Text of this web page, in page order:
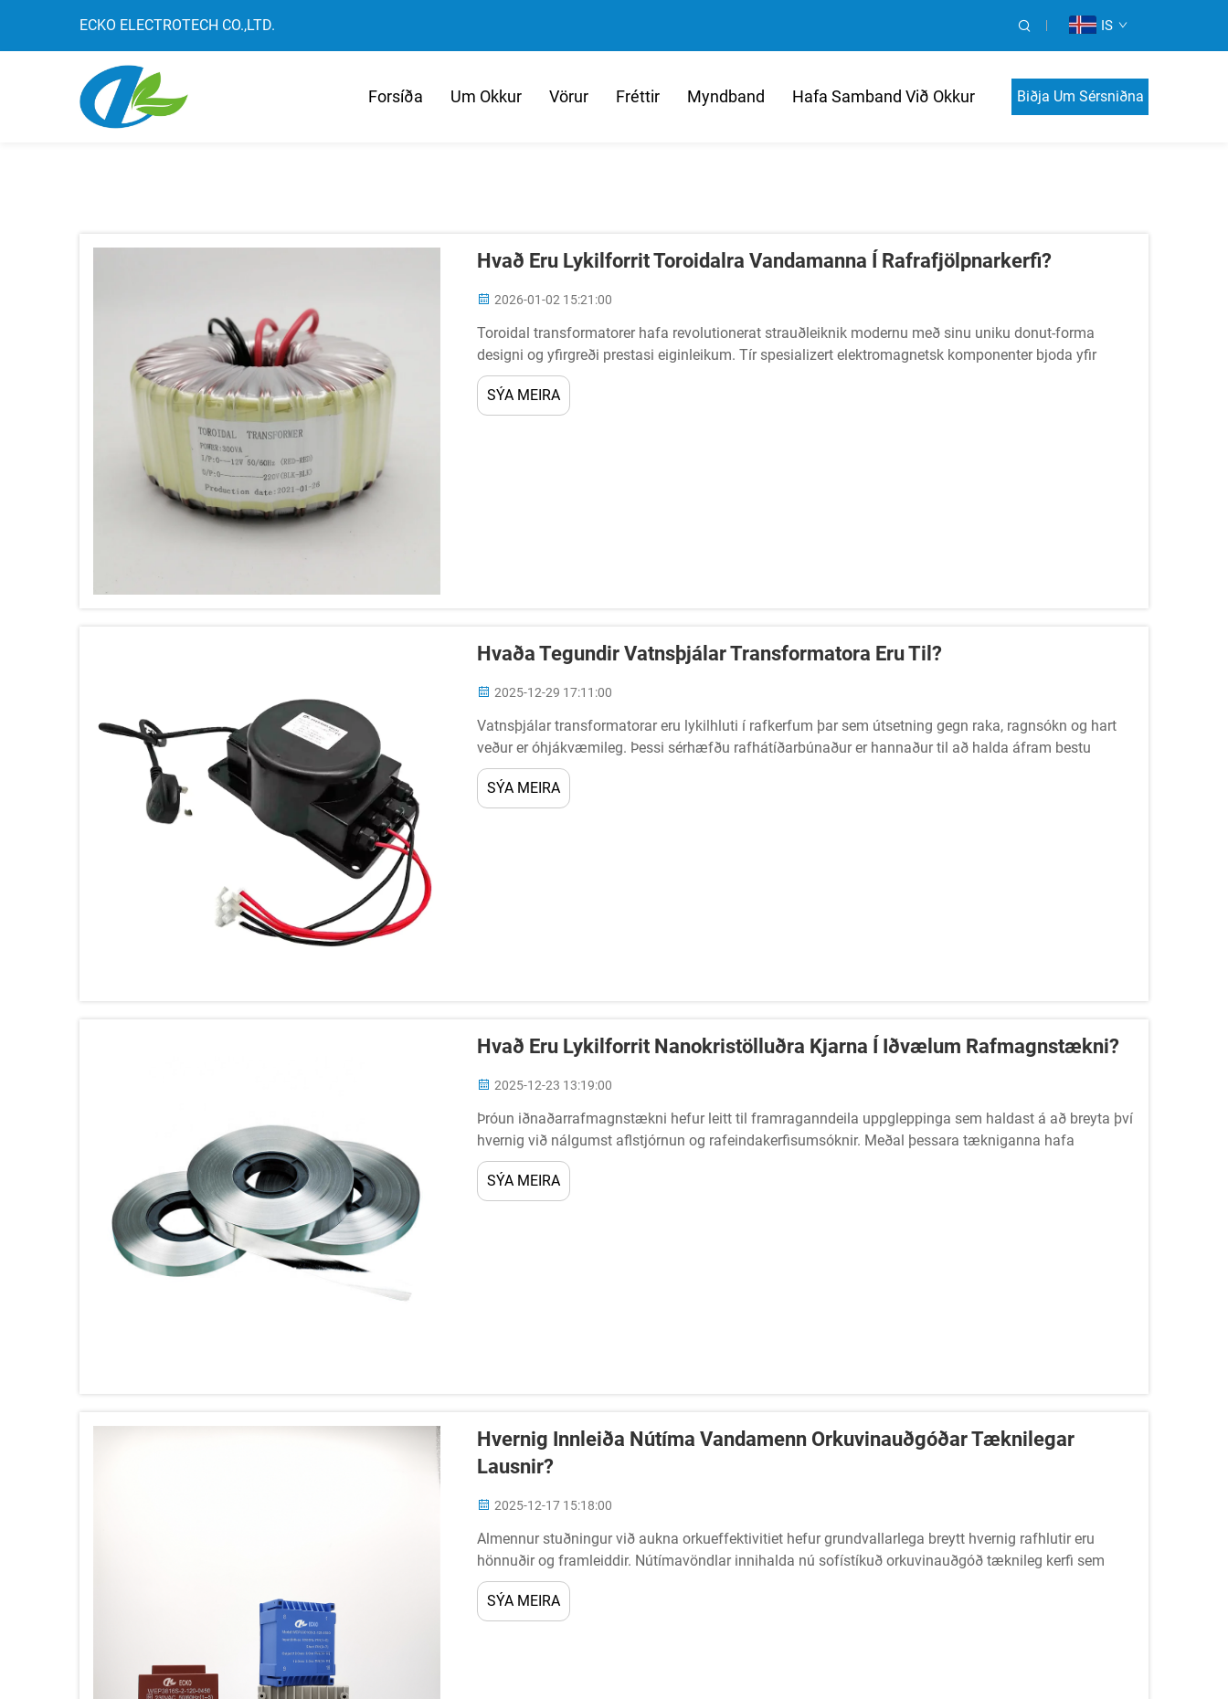
ECKO ELECTROTECH CO.,LTD. IS
Forsíða Um Okkur Vörur Fréttir Myndband Hafa Samband Við Okkur Biðja Um Sérsniðna
Hvað Eru Lykilforrit Toroidalra Vandamanna Í Rafrafjölpnarkerfi?
2026-01-02 15:21:00
Toroidal transformatorer hafa revolutionerat strauðleiknik modernu með sinu uniku donut-forma
designi og yfirgreði prestasi eiginleikum. Tír spesializert elektromagnetsk komponenter bjoda yfir
bedre effektivitet, minni elektromagnetsk...
SÝA MEIRA
Hvaða Tegundir Vatnsþjálar Transformatora Eru Til?
2025-12-29 17:11:00
Vatnsþjálar transformatorar eru lykilhluti í rafkerfum þar sem útsetning gegn raka, ragnsókn og hart
veður er óhjákvæmileg. Þessi sérhæfðu rafhátíðarbúnaður er hannaður til að halda áfram bestu
afköstum...
SÝA MEIRA
Hvað Eru Lykilforrit Nanokristölluðra Kjarna Í Iðvælum Rafmagnstækni?
2025-12-23 13:19:00
Þróun iðnaðarrafmagnstækni hefur leitt til framraganndeila uppgleppinga sem haldast á að breyta því
hvernig við nálgumst aflstjórnun og rafeindakerfisumsóknir. Meðal þessara tækniganna hafa
nanókristölluðu kjarnar komist fram sem ...
SÝA MEIRA
Hvernig Innleiða Nútíma Vandamenn Orkuvinauðgóðar Tæknilegar
Lausnir?
2025-12-17 15:18:00
Almennur stuðningur við aukna orkueffektivitiet hefur grundvallarlega breytt hvernig rafhlutir eru
hönnuðir og framleiddir. Nútímavöndlar innihalda nú sofístíkuð orkuvinauðgóð tæknileg kerfi sem
draga mikið úr tapsi á rafmagni, á meðan þeir...
SÝA MEIRA